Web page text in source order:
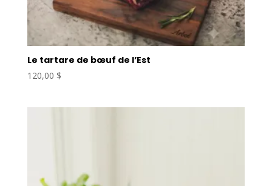
Le tartare de bœuf de l’Est
120,00 $